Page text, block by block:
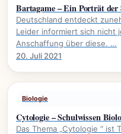
Bartagame – Ein Porträt
Deutschland entdeckt
Leider informiert sich nicht
Anschaffung über diese. …
20. Juli 2021
Biologie
Cytologie – Schulwissen
Das Thema „Cytologie “ ist